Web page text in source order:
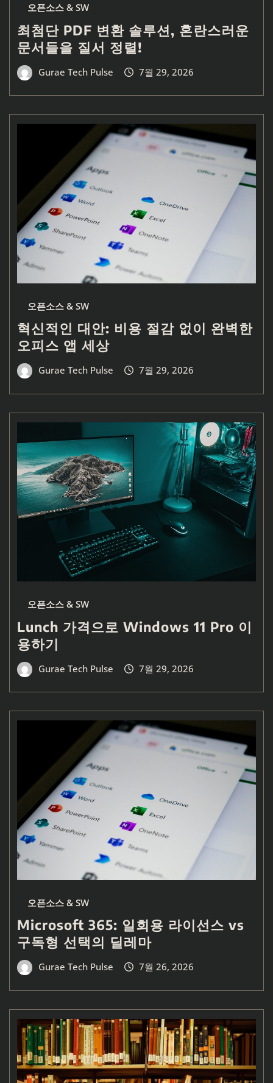
오픈소스 & SW
최첨단 PDF 변환 솔루션, 혼란스러운
문서들을 질서 정렬!
Gurae Tech Pulse 7월 29, 2026
오픈소스 & SW
혁신적인 대안: 비용 절감 없이 완벽한
오피스 앱 세상
Gurae Tech Pulse 7월 29, 2026
오픈소스 & SW
Lunch 가격으로 Windows 11 Pro 이
용하기
Gurae Tech Pulse 7월 29, 2026
오픈소스 & SW
Microsoft 365: 일회용 라이선스 vs
구독형 선택의 딜레마
Gurae Tech Pulse 7월 26, 2026